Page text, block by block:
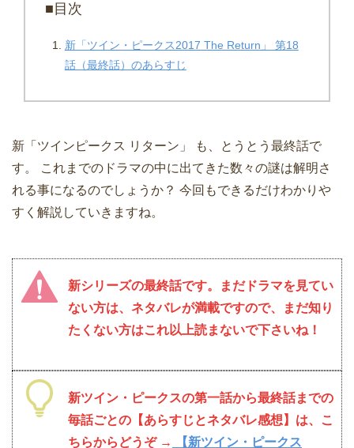
■目次
新「ツイン・ピークス2017 The Return」 第18
話（最終話）のあらすじ
新「ツインピークス リターン」 も、とうとう最終話で
す。 これまでのドラマの中に出てきた数々の謎は解明さ
れる事になるのでしょうか？ 今回もできるだけわかりや
すく解説していきますね。
新シリーズの最終話です。まだドラマを見てい
ない方は、ネタバレが満載ですので、まだ知り
たくない方はこれ以上読まないで下さいね！
新ツイン・ピークスの第一話から最終話までの
毎話ごとの【あらすじとネタバレ感想】は、こ
ちらからどうぞ →
【新ツイン・ピークス